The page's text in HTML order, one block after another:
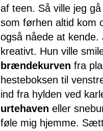
af teen. Så ville jeg
som førhen altid kom
også nåede at
kreativt. Hun ville
brændekurven fra
hesteboksen til
ind fra hylden ved
urtehaven eller
føle mig hjemme.